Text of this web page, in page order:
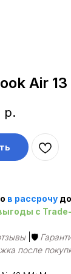
Air
р.
в рассрочу
c
|🛡️
после